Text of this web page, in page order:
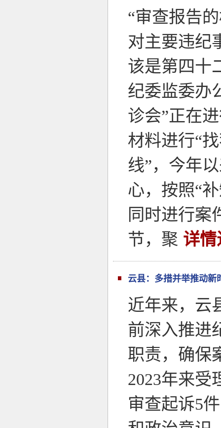
“审查报告
对主要违纪
该是第四十
纪委监委办
诊会”正在
材料进行“
线”，今年
心，按照“
同时进行案
节，聚 详情
云县：多措并举推动新
近年来，云
前深入推进
职责，确保
2023年来受
审查起诉5